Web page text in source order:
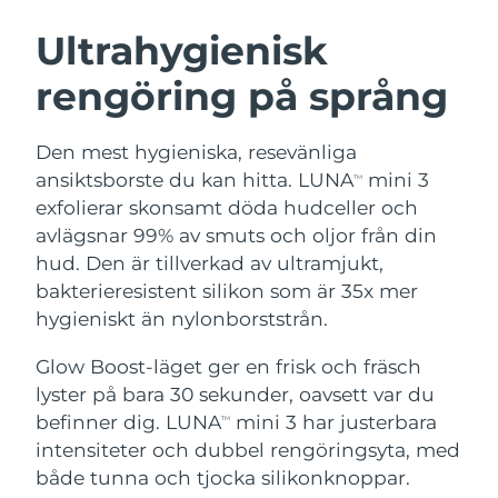
Ultrahygienisk
rengöring på språng
Den mest hygieniska, resevänliga
ansiktsborste du kan hitta. LUNATM
mini 3
exfolierar skonsamt döda hudceller och
avlägsnar 99% av smuts och oljor från din
hud. Den är tillverkad av ultramjukt,
bakterieresistent silikon som är 35x mer
hygieniskt än nylonborststrån.
Glow Boost-läget ger en frisk och fräsch
lyster på bara 30 sekunder, oavsett var du
befinner dig. LUNATM
mini 3 har justerbara
intensiteter och dubbel rengöringsyta, med
både tunna och tjocka silikonknoppar.
LUNA™ 4-paket
Anti-aging massage
LUNA™ 4 Plus
Massage, LED heating
LUNA™ 4 Men
For men, anti-aging massage
BEAR™ 2-paket
Microcurrent toning
BEAR™ 2 go
Microcurrent toning on-the-go
BEAR™ 2 eyes & lips
Microcurrent line smoothing device
Återfuktning
UFO™ 3-paket
Deep facial hydration
UFO™ 3 LED
Near-infrared and red light therapy
device
Munvård
issa™ 4
Hybrid silicone sonic toothbrush
issa™ 4 plus
Smart hybrid silicone sonic toothbrush
FAQ™ ANTI-AGING-BEHANDLING
Anti-aging LED-behandlingar
NEW
Österrike Förväntad leverans
Bahrain Förväntad leverans11/08/2026
Belgien
Bermuda Förväntad leverans 16/08/2026
Bosnien och
Hercegovina
Förväntad leverans
Brunei Förväntad leverans
Bulgarien Förväntad leverans10/08/2026
Kanada Förväntad leverans14/08/2026
Chile Förväntad leverans14/08/2026